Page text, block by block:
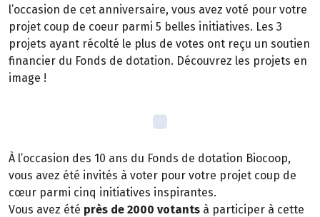
l’occasion de cet anniversaire, vous avez voté pour votre
projet coup de coeur parmi 5 belles initiatives. Les 3
projets ayant récolté le plus de votes ont reçu un soutien
financier du Fonds de dotation. Découvrez les projets en
image !
À l’occasion des 10 ans du Fonds de dotation Biocoop,
vous avez été invités à voter pour votre projet coup de
cœur parmi cinq initiatives inspirantes.
Vous avez été près de 2000 votants à participer à cette